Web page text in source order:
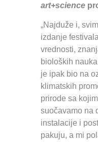
art+science
„Najduže i,
izdanje
vrednosti,
bioloških
je ipak bio na
klimatskih
prirode sa
suočavamo na
instalacije i
pakuju, a mi